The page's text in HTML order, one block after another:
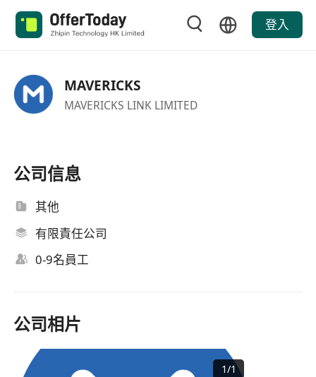
登入
MAVERICKS
MAVERICKS LINK LIMITED
公司信息
其他
有限責任公司
0-9名員工
公司相片
1/1